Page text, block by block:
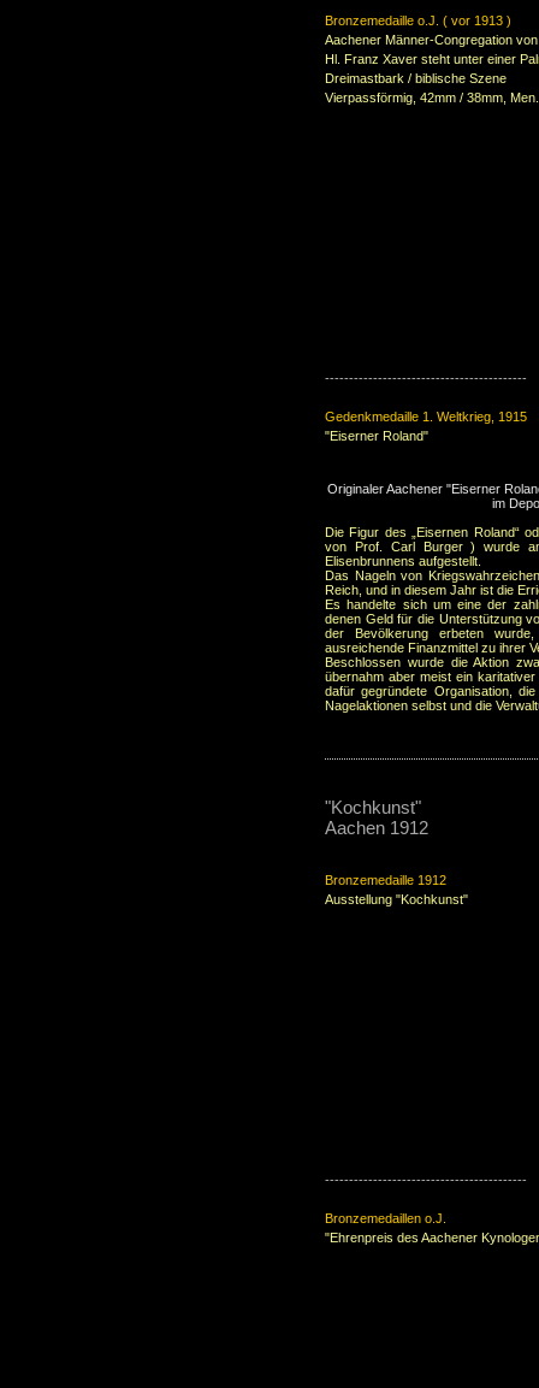
Bronzemedaille o.J. ( vor 1913 )
Aachener Männer-Congregation
Hl. Franz Xaver steht unter einer
Dreimastbark / biblische Szene
Vierpassförmig, 42mm / 38mm,
------------------------------------------
Gedenkmedaille 1. Weltkrieg, 1915
"Eiserner Roland"
Originaler Aachener "Eiserner
im
Die Figur des „Eisernen Roland“
von Prof. Carl Burger ) wurde
Elisenbrunnens aufgestellt.
Das Nageln von
Reich, und in diesem Jahr ist die
Es handelte sich um eine der
denen Geld für die Unterstützung
der Bevölkerung erbeten
ausreichende Finanzmittel zu ihrer
Beschlossen wurde die Aktion
übernahm aber meist ein
dafür gegründete Organisation,
Nagelaktionen selbst und die
"Kochkunst"
Aachen 1912
Bronzemedaille 1912
Ausstellung "Kochkunst"
------------------------------------------
Bronzemedaillen o.J.
"Ehrenpreis des Aachener